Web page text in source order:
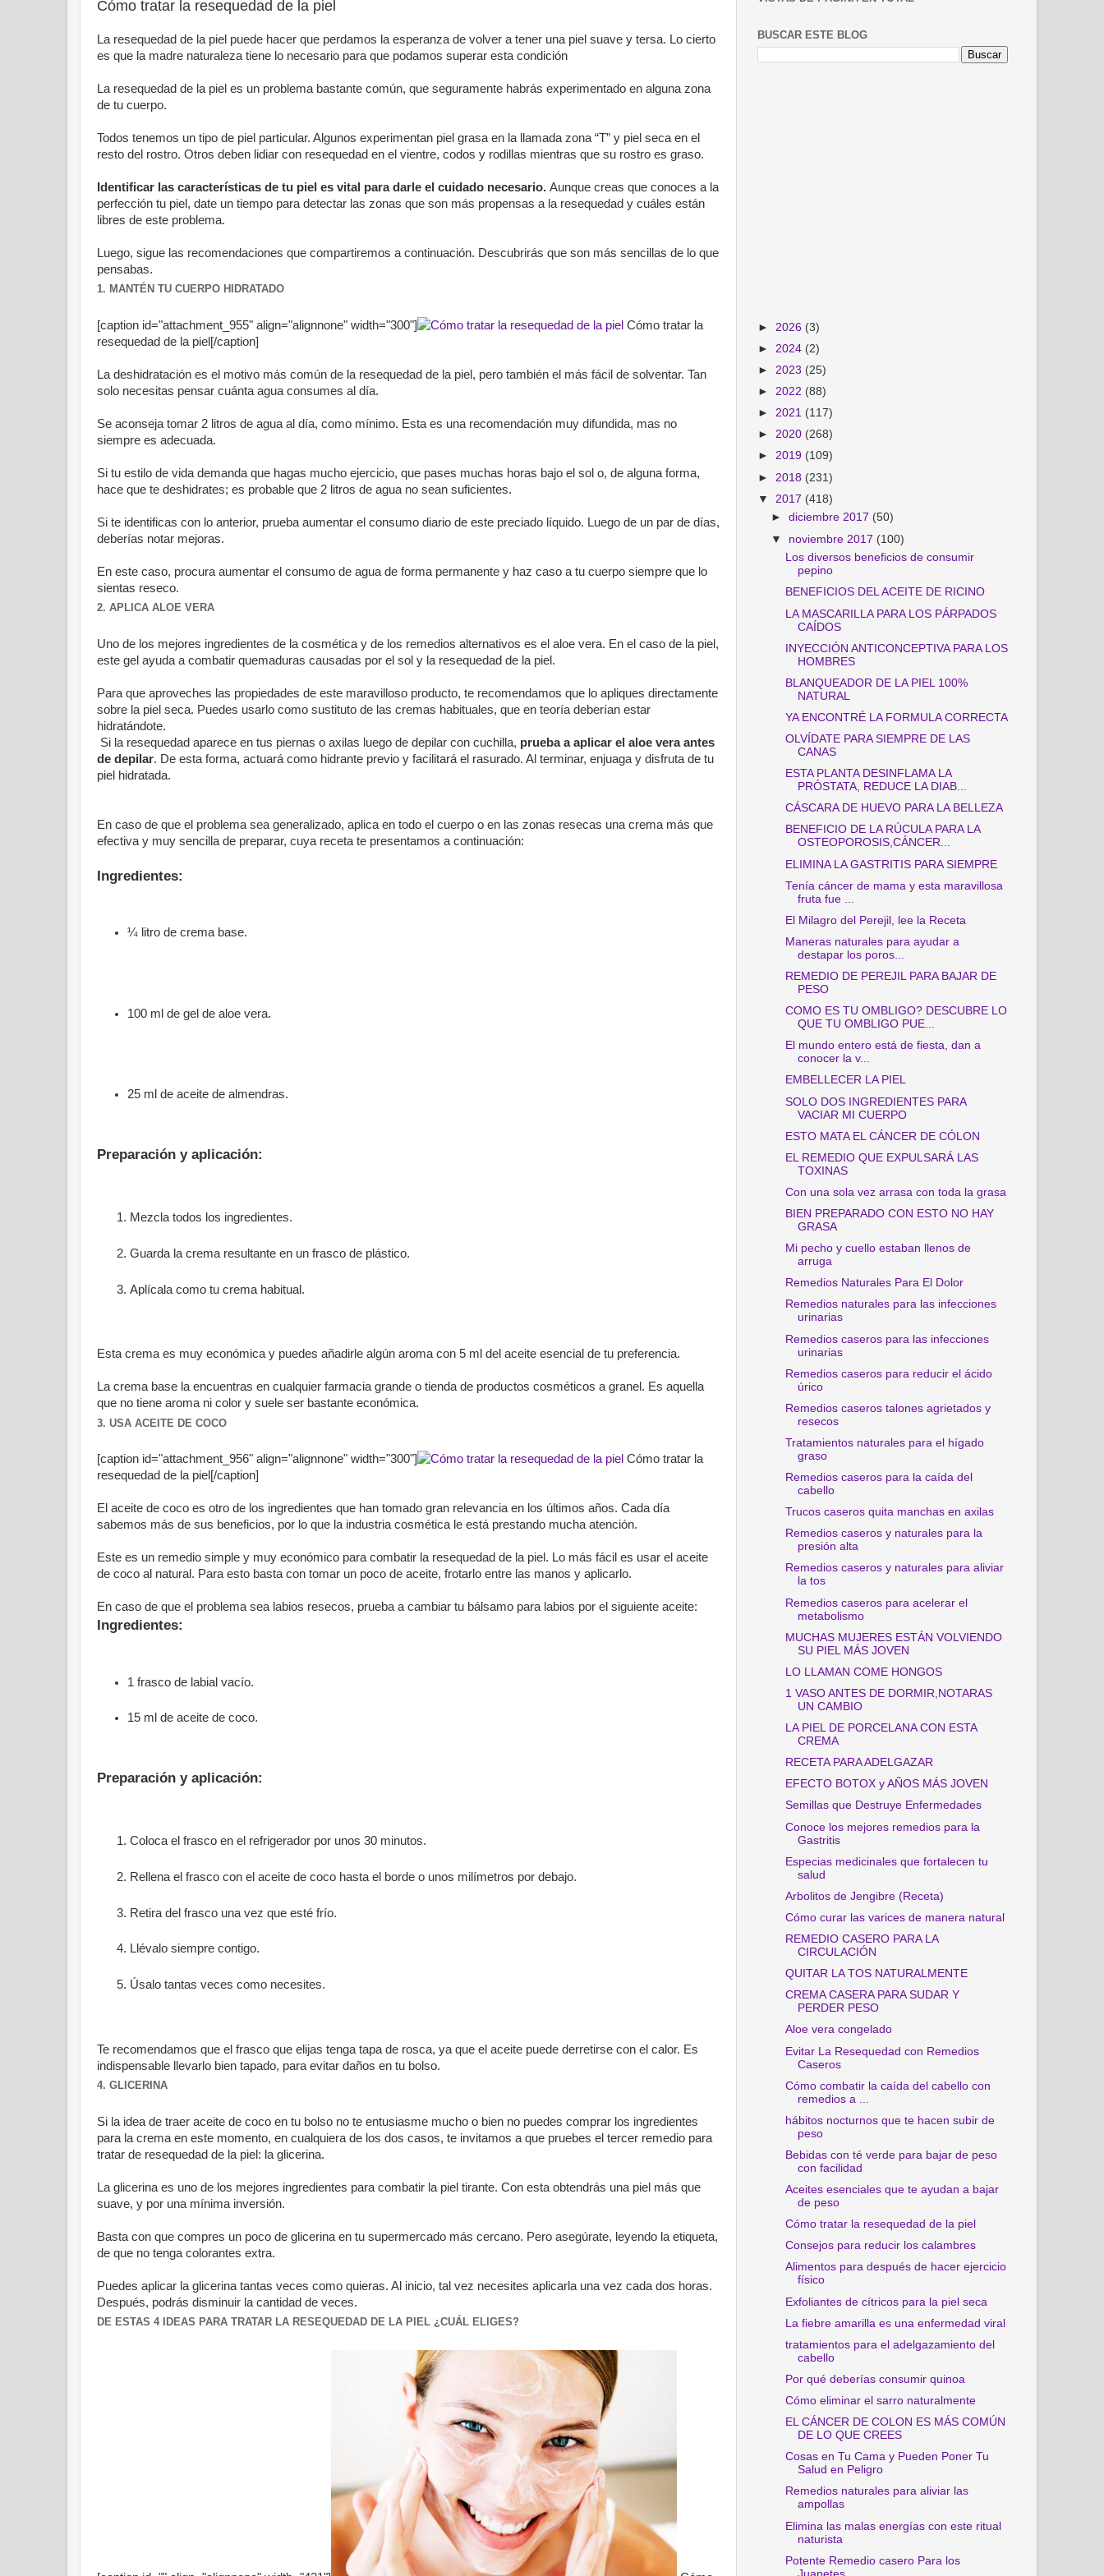
Cómo tratar la resequedad de la piel
La resequedad de la piel puede hacer que perdamos la esperanza de volver a tener una piel suave y tersa. Lo cierto
es que la madre naturaleza tiene lo necesario para que podamos superar esta condición
La resequedad de la piel es un problema bastante común, que seguramente habrás experimentado en alguna zona
de tu cuerpo.
Todos tenemos un tipo de piel particular. Algunos experimentan piel grasa en la llamada zona “T” y piel seca en el
resto del rostro. Otros deben lidiar con resequedad en el vientre, codos y rodillas mientras que su rostro es graso.
Identificar las características de tu piel es vital para darle el cuidado necesario. Aunque creas que conoces a la
perfección tu piel, date un tiempo para detectar las zonas que son más propensas a la resequedad y cuáles están
libres de este problema.
Luego, sigue las recomendaciones que compartiremos a continuación. Descubrirás que son más sencillas de lo que
pensabas.
1. MANTÉN TU CUERPO HIDRATADO
[caption id="attachment_955" align="alignnone" width="300"]
Cómo tratar la
resequedad de la piel[/caption]
La deshidratación es el motivo más común de la resequedad de la piel, pero también el más fácil de solventar. Tan
solo necesitas pensar cuánta agua consumes al día.
Se aconseja tomar 2 litros de agua al día, como mínimo. Esta es una recomendación muy difundida, mas no
siempre es adecuada.
Si tu estilo de vida demanda que hagas mucho ejercicio, que pases muchas horas bajo el sol o, de alguna forma,
hace que te deshidrates; es probable que 2 litros de agua no sean suficientes.
Si te identificas con lo anterior, prueba aumentar el consumo diario de este preciado líquido. Luego de un par de días,
deberías notar mejoras.
En este caso, procura aumentar el consumo de agua de forma permanente y haz caso a tu cuerpo siempre que lo
sientas reseco.
2. APLICA ALOE VERA
Uno de los mejores ingredientes de la cosmética y de los remedios alternativos es el aloe vera. En el caso de la piel,
este gel ayuda a combatir quemaduras causadas por el sol y la resequedad de la piel.
Para que aproveches las propiedades de este maravilloso producto, te recomendamos que lo apliques directamente
sobre la piel seca. Puedes usarlo como sustituto de las cremas habituales, que en teoría deberían estar
hidratándote.
Si la resequedad aparece en tus piernas o axilas luego de depilar con cuchilla, prueba a aplicar el aloe vera antes
de depilar. De esta forma, actuará como hidrante previo y facilitará el rasurado. Al terminar, enjuaga y disfruta de tu
piel hidratada.
En caso de que el problema sea generalizado, aplica en todo el cuerpo o en las zonas resecas una crema más que
efectiva y muy sencilla de preparar, cuya receta te presentamos a continuación:
Ingredientes:
¼ litro de crema base.
100 ml de gel de aloe vera.
25 ml de aceite de almendras.
Preparación y aplicación:
Mezcla todos los ingredientes.
Guarda la crema resultante en un frasco de plástico.
Aplícala como tu crema habitual.
Esta crema es muy económica y puedes añadirle algún aroma con 5 ml del aceite esencial de tu preferencia.
La crema base la encuentras en cualquier farmacia grande o tienda de productos cosméticos a granel. Es aquella
que no tiene aroma ni color y suele ser bastante económica.
3. USA ACEITE DE COCO
[caption id="attachment_956" align="alignnone" width="300"]
Cómo tratar la
resequedad de la piel[/caption]
El aceite de coco es otro de los ingredientes que han tomado gran relevancia en los últimos años. Cada día
sabemos más de sus beneficios, por lo que la industria cosmética le está prestando mucha atención.
Este es un remedio simple y muy económico para combatir la resequedad de la piel. Lo más fácil es usar el aceite
de coco al natural. Para esto basta con tomar un poco de aceite, frotarlo entre las manos y aplicarlo.
En caso de que el problema sea labios resecos, prueba a cambiar tu bálsamo para labios por el siguiente aceite:
Ingredientes:
1 frasco de labial vacío.
15 ml de aceite de coco.
Preparación y aplicación:
Coloca el frasco en el refrigerador por unos 30 minutos.
Rellena el frasco con el aceite de coco hasta el borde o unos milímetros por debajo.
Retira del frasco una vez que esté frío.
Llévalo siempre contigo.
Úsalo tantas veces como necesites.
Te recomendamos que el frasco que elijas tenga tapa de rosca, ya que el aceite puede derretirse con el calor. Es
indispensable llevarlo bien tapado, para evitar daños en tu bolso.
4. GLICERINA
Si la idea de traer aceite de coco en tu bolso no te entusiasme mucho o bien no puedes comprar los ingredientes
para la crema en este momento, en cualquiera de los dos casos, te invitamos a que pruebes el tercer remedio para
tratar de resequedad de la piel: la glicerina.
La glicerina es uno de los mejores ingredientes para combatir la piel tirante. Con esta obtendrás una piel más que
suave, y por una mínima inversión.
Basta con que compres un poco de glicerina en tu supermercado más cercano. Pero asegúrate, leyendo la etiqueta,
de que no tenga colorantes extra.
Puedes aplicar la glicerina tantas veces como quieras. Al inicio, tal vez necesites aplicarla una vez cada dos horas.
Después, podrás disminuir la cantidad de veces.
DE ESTAS 4 IDEAS PARA TRATAR LA RESEQUEDAD DE LA PIEL ¿CUÁL ELIGES?
BUSCAR ESTE BLOG
► 2026 (3)
► 2024 (2)
► 2023 (25)
► 2022 (88)
► 2021 (117)
► 2020 (268)
► 2019 (109)
► 2018 (231)
▼ 2017 (418)
►diciembre 2017 (50)
▼ noviembre 2017 (100)
Los diversos beneficios de consumir
pepino
BENEFICIOS DEL ACEITE DE RICINO
LA MASCARILLA PARA LOS PÁRPADOS
CAÍDOS
INYECCIÓN ANTICONCEPTIVA PARA LOS
HOMBRES
BLANQUEADOR DE LA PIEL 100%
NATURAL
YA ENCONTRÉ LA FORMULA CORRECTA
OLVÍDATE PARA SIEMPRE DE LAS
CANAS
ESTA PLANTA DESINFLAMA LA
PRÓSTATA, REDUCE LA DIAB...
CÁSCARA DE HUEVO PARA LA BELLEZA
BENEFICIO DE LA RÚCULA PARA LA
OSTEOPOROSIS,CÁNCER...
ELIMINA LA GASTRITIS PARA SIEMPRE
Tenía cáncer de mama y esta maravillosa
fruta fue ...
El Milagro del Perejil, lee la Receta
Maneras naturales para ayudar a
destapar los poros...
REMEDIO DE PEREJIL PARA BAJAR DE
PESO
COMO ES TU OMBLIGO? DESCUBRE LO
QUE TU OMBLIGO PUE...
El mundo entero está de fiesta, dan a
conocer la v...
EMBELLECER LA PIEL
SOLO DOS INGREDIENTES PARA
VACIAR MI CUERPO
ESTO MATA EL CÁNCER DE CÓLON
EL REMEDIO QUE EXPULSARÁ LAS
TOXINAS
Con una sola vez arrasa con toda la grasa
BIEN PREPARADO CON ESTO NO HAY
GRASA
Mi pecho y cuello estaban llenos de
arruga
Remedios Naturales Para El Dolor
Remedios naturales para las infecciones
urinarias
Remedios caseros para las infecciones
urinarias
Remedios caseros para reducir el ácido
úrico
Remedios caseros talones agrietados y
resecos
Tratamientos naturales para el hígado
graso
Remedios caseros para la caída del
cabello
Trucos caseros quita manchas en axilas
Remedios caseros y naturales para la
presión alta
Remedios caseros y naturales para aliviar
la tos
Remedios caseros para acelerar el
metabolismo
MUCHAS MUJERES ESTÁN VOLVIENDO
SU PIEL MÁS JOVEN
LO LLAMAN COME HONGOS
1 VASO ANTES DE DORMIR,NOTARAS
UN CAMBIO
LA PIEL DE PORCELANA CON ESTA
CREMA
RECETA PARA ADELGAZAR
EFECTO BOTOX y AÑOS MÁS JOVEN
Semillas que Destruye Enfermedades
Conoce los mejores remedios para la
Gastritis
Especias medicinales que fortalecen tu
salud
Arbolitos de Jengibre (Receta)
Cómo curar las varices de manera natural
REMEDIO CASERO PARA LA
CIRCULACIÓN
QUITAR LA TOS NATURALMENTE
CREMA CASERA PARA SUDAR Y
PERDER PESO
Aloe vera congelado
Evitar La Resequedad con Remedios
Caseros
Cómo combatir la caída del cabello con
remedios a ...
hábitos nocturnos que te hacen subir de
peso
Bebidas con té verde para bajar de peso
con facilidad
Aceites esenciales que te ayudan a bajar
de peso
Cómo tratar la resequedad de la piel
Consejos para reducir los calambres
Alimentos para después de hacer ejercicio
físico
Exfoliantes de cítricos para la piel seca
La fiebre amarilla es una enfermedad viral
tratamientos para el adelgazamiento del
cabello
Por qué deberías consumir quinoa
Cómo eliminar el sarro naturalmente
EL CÁNCER DE COLON ES MÁS COMÚN
DE LO QUE CREES
Cosas en Tu Cama y Pueden Poner Tu
Salud en Peligro
Remedios naturales para aliviar las
ampollas
Elimina las malas energías con este ritual
naturista
Potente Remedio casero Para los